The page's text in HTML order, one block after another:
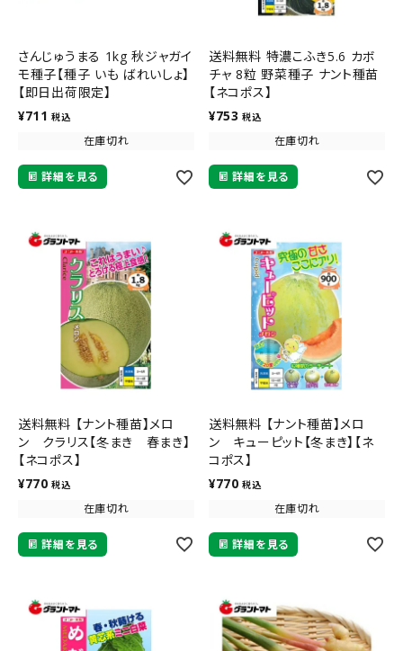
さんじゅうまる 1kg 秋ジャガイ
モ種子【種子 いも ばれいしょ】
【即日出荷限定】
¥711 税込
在庫切れ
詳細を見る
送料無料 特濃こふき5.6 カボ
チャ 8粒 野菜種子 ナント種苗
【ネコポス】
¥753 税込
在庫切れ
詳細を見る
送料無料 【ナント種苗】メロ
ン クラリス【冬まき 春まき】
【ネコポス】
¥770 税込
在庫切れ
詳細を見る
送料無料 【ナント種苗】メロ
ン キューピット【冬まき】【ネ
コポス】
¥770 税込
在庫切れ
詳細を見る